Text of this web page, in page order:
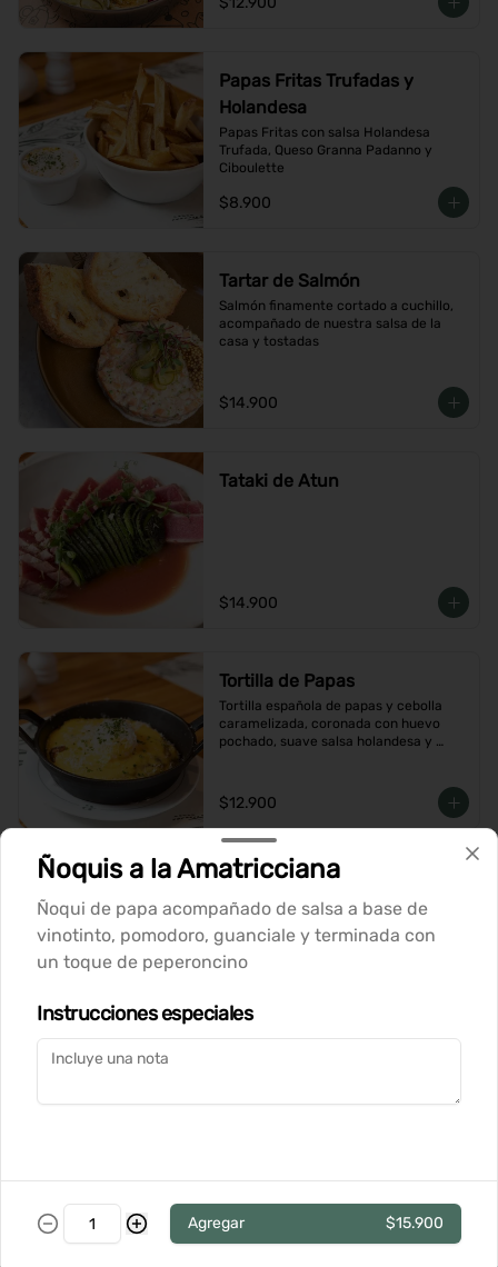
Papas Fritas Trufadas y
Holandesa
Papas Fritas con salsa Holandesa
Trufada, Queso Granna Padanno y
Ciboulette
$8.900
Tartar de Salmón
Salmón finamente cortado a cuchillo,
acompañado de nuestra salsa de la
casa y tostadas
$14.900
Tataki de Atun
$14.900
Tortilla de Papas
Tortilla española de papas y cebolla
caramelizada, coronada con huevo
pochado, suave salsa holandesa y
$12.900
Wraps
Wrap de Pastrami
palta, lechuga crujiente y aceitunas.
Tortilla suave con pechuga de pollo,
palta, lechuga crujiente y aceitunas.
Perfecto para una comida ligera y
deliciosa
Ñoquis a la Amatricciana
Ñoqui de papa acompañado de salsa a base de
vinotinto, pomodoro, guanciale y terminada con
un toque de peperoncino
Instrucciones especiales
Agregar $15.900